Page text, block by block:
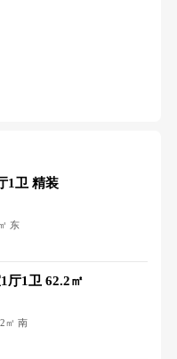
1卫 精装
东
厅1卫 62.2㎡
㎡ 南